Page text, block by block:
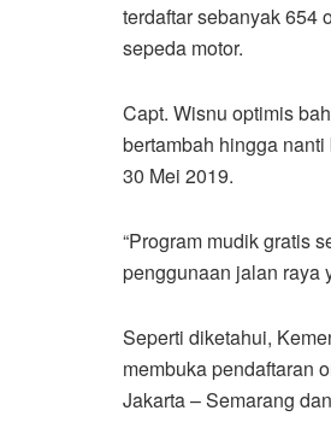
terdaftar sebanyak 654
sepeda motor.
Capt. Wisnu optimis
bertambah hingga
30 Mei 2019.
“Program mudik gratis
penggunaan jalan raya
Seperti diketahui,
membuka pendaftaran
Jakarta – Semarang